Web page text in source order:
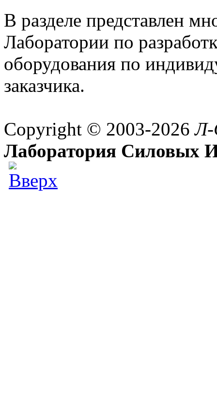
В разделе представлен
Лаборатории по
оборудования по
заказчика.
Copyright © 2003-2026
Лаборатория Силовых